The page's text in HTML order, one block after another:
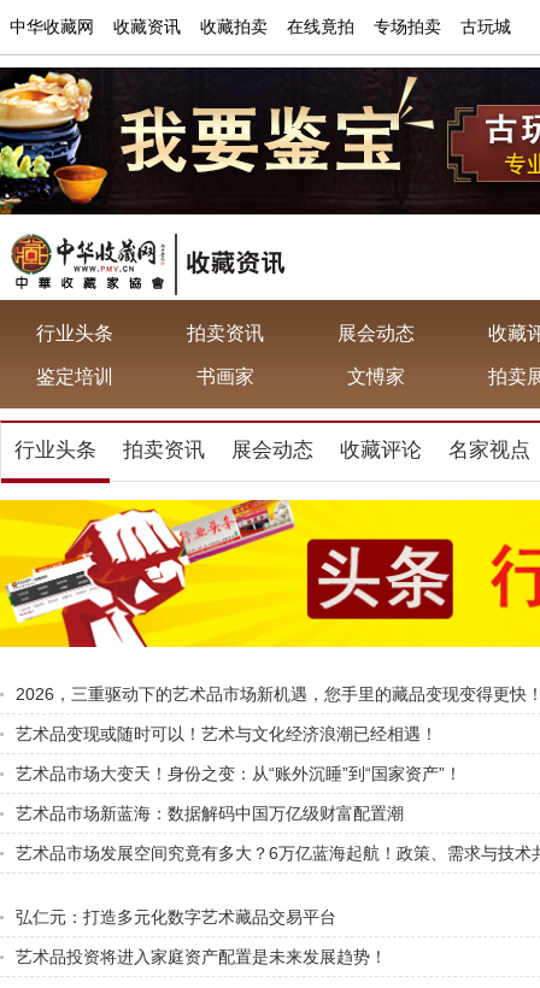
中华收藏网 收藏资讯 收藏拍卖 在线竟拍 专场拍卖 古玩城
行业头条 拍卖资讯 展会动态 收藏
鉴定培训 书画家 文愽家 拍卖
行业头条 拍卖资讯 展会动态 收藏评论 名家视点
2026，三重驱动下的艺术品市场新机遇，您手里的藏品变现变得更快
艺术品变现或随时可以！艺术与文化经济浪潮已经相遇！
艺术品市场大变天！身份之变：从“账外沉睡”到“国家资产”！
艺术品市场新蓝海：数据解码中国万亿级财富配置潮
艺术品市场发展空间究竟有多大？6万亿蓝海起航！政策、需求与技术
术品市场大时代！
弘仁元：打造多元化数字艺术藏品交易平台
艺术品投资将进入家庭资产配置是未来发展趋势！